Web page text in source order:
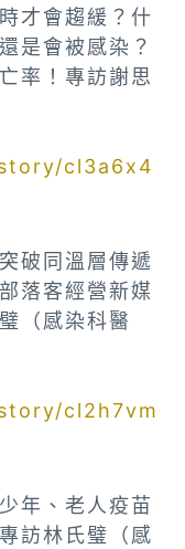
才會趨緩？什
是會被感染？
率！專訪謝思
cl3a6x4
破同溫層傳遞
落客經營新媒
（感染科醫
cl2h7vm
年、老人疫苗
訪林氏璧（感